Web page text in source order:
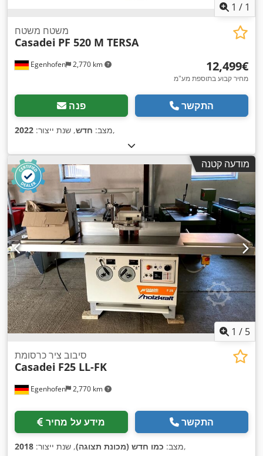
1 / 1
Egenhofen 2,770 km
משטח משטח
Casadei PF 520 M TERSA
‏12,499 ‏€
מחיר קבוע בתוספת מע"מ
פנה התקשר
מצב: חדש, שנת ייצור: 2022 ,
מודעה קטנה
1 / 5
Egenhofen 2,770 km
סיבוב ציר כרסומת
Casadei F25 LL-FK
מידע על מחיר התקשר
מצב: כמו חדש (מכונת תצוגה), שנת ייצור: 2018 ,